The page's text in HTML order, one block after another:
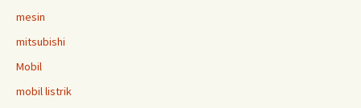
mesin
mitsubishi
Mobil
mobil listrik